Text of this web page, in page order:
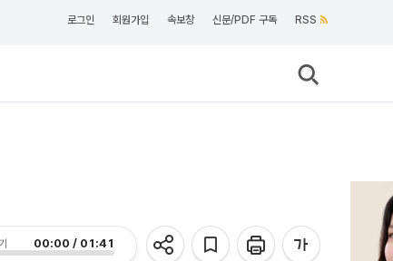
로그인 회원가입 속보창 신문/PDF 구독 RSS
00:00 / 01:41